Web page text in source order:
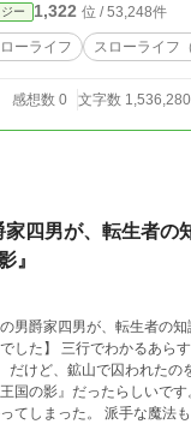
ー 1,322 位 / 53,248件
ーライフ スローライフ
感想数 0 文字数 1,536,280
四男が、転生者の
』
爵家四男が、転生者の知
時代遅れスキ
だけど、鉱山で囚われた
長めのあらすじ 男爵家の四男に転生した
てしまった。 派手な魔法